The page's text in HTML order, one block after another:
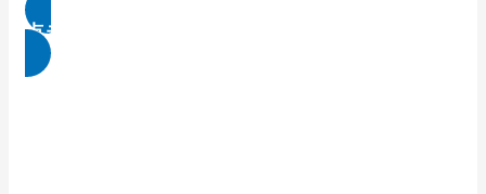
点击免费领取